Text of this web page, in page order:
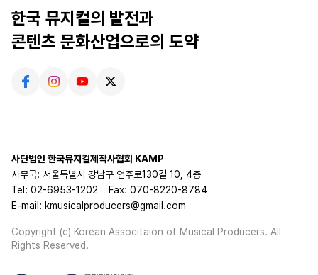
한국 뮤지컬의 발전과
콘텐츠 문화산업으로의 도약
사단법인 한국뮤지컬제작사협회 KAMP
사무국: 서울특별시 강남구 언주로130길 10, 4층
Tel: 02-6953-1202
Fax: 070-8220-8784
E-mail: kmusicalproducers@gmail.com
Copyright (c) Korean Associtaion of Musical Producers. All
Rights Reserved.